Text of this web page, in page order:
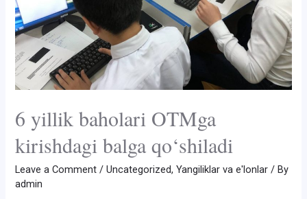
6 yillik baholari OTMga
kirishdagi balga qo‘shiladi
Leave a Comment /Uncategorized,Yangiliklar va e'lonlar / By
admin